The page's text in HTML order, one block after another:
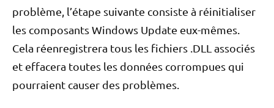
problème, l’étape suivante consiste à réinitialiser
les composants Windows Update eux-mêmes.
Cela réenregistrera tous les fichiers .DLL associés
et effacera toutes les données corrompues qui
pourraient causer des problèmes.